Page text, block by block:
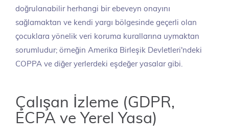
doğrulanabilir herhangi bir ebeveyn onayını
sağlamaktan ve kendi yargı bölgesinde geçerli olan
çocuklara yönelik veri koruma kurallarına uymaktan
sorumludur; örneğin Amerika Birleşik Devletleri'ndeki
COPPA ve diğer yerlerdeki eşdeğer yasalar gibi.
Çalışan İzleme (GDPR,
ECPA ve Yerel Yasa)